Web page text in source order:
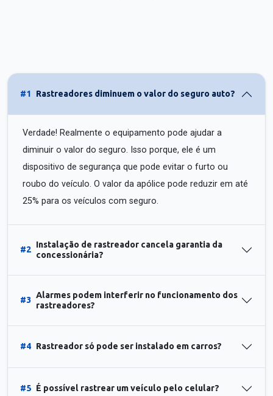
#1 Rastreadores diminuem o valor do seguro auto?
Verdade! Realmente o equipamento pode ajudar a
diminuir o valor do seguro. Isso porque, ele é um
dispositivo de segurança que pode evitar o furto ou
roubo do veículo. O valor da apólice pode reduzir em até
25% para os veículos com seguro.
#2
Instalação de rastreador cancela garantia da
concessionária?
#3
Alarmes podem interferir no funcionamento dos
rastreadores?
#4 Rastreador só pode ser instalado em carros?
#5 É possível rastrear um veículo pelo celular?